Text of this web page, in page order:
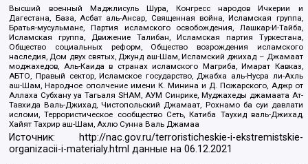
Высший военный Маджлисуль Шура, Конгресс народов Ичкерии и
Дагестана, База, Асбат аль-Ансар, Священная война, Исламская группа,
Братья-мусульмане, Партия исламского освобождения, Лашкар-И-Тайба,
Исламская группа, Движение Талибан, Исламская партия Туркестана,
Общество социальных реформ, Общество возрождения исламского
наследия, Дом двух святых, Джунд аш-Шам, Исламский джихад – Джамаат
моджахедов, Аль-Каида в странах исламского Магриба, Имарат Кавказ,
АБТО, Правый сектор, Исламское государство, Джабха аль-Нусра ли-Ахль
аш-Шам, Народное ополчение имени К. Минина и Д. Пожарского, Аджр от
Аллаха Субхану уа Тагьаля SHAM, АУМ Синрике, Муджахеды джамаата Ат-
Тавхида Валь-Джихад, Чистопольский Джамаат, Рохнамо ба суи давлати
исломи, Террористическое сообщество Сеть, Катиба Таухид валь-Джихад,
Хайят Тахрир аш-Шам, Ахлю Сунна Валь Джамаа
Источник:
http://nac.gov.ru/terroristicheskie-i-ekstremistskie-
organizacii-i-materialy.html данные на06.12.2021